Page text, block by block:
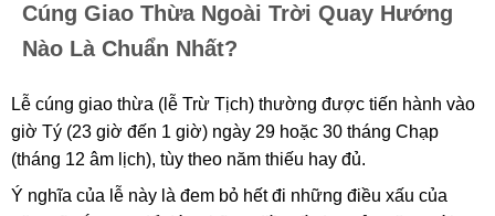
Cúng Giao Thừa Ngoài Trời Quay Hướng
Nào Là Chuẩn Nhất?
Lễ cúng giao thừa (lễ Trừ Tịch) thường được tiến hành vào
giờ Tý (23 giờ đến 1 giờ) ngày 29 hoặc 30 tháng Chạp
(tháng 12 âm lịch), tùy theo năm thiếu hay đủ.
Ý nghĩa của lễ này là đem bỏ hết đi những điều xấu của